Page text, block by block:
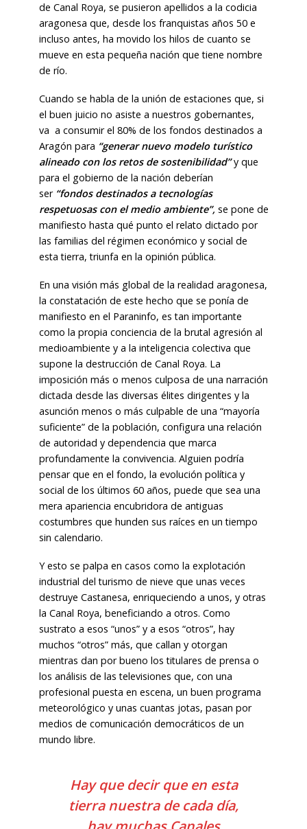
de Canal Roya, se pusieron apellidos a la codicia
aragonesa que, desde los franquistas años 50 e
incluso antes, ha movido los hilos de cuanto se
mueve en esta pequeña nación que tiene nombre
de río.
Cuando se habla de la unión de estaciones que, si
el buen juicio no asiste a nuestros gobernantes,
va a consumir el 80% de los fondos destinados a
Aragón para “generar nuevo modelo turístico
alineado con los retos de sostenibilidad”y que
para el gobierno de la nación deberían
ser “fondos destinados a tecnologías
respetuosas con el medio ambiente”, se pone de
manifiesto hasta qué punto el relato dictado por
las familias del régimen económico y social de
esta tierra, triunfa en la opinión pública.
En una visión más global de la realidad aragonesa,
la constatación de este hecho que se ponía de
manifiesto en el Paraninfo, es tan importante
como la propia conciencia de la brutal agresión al
medioambiente y a la inteligencia colectiva que
supone la destrucción de Canal Roya. La
imposición más o menos culposa de una narración
dictada desde las diversas élites dirigentes y la
asunción menos o más culpable de una “mayoría
suficiente” de la población, configura una relación
de autoridad y dependencia que marca
profundamente la convivencia. Alguien podría
pensar que en el fondo, la evolución política y
social de los últimos 60 años, puede que sea una
mera apariencia encubridora de antiguas
costumbres que hunden sus raíces en un tiempo
sin calendario.
Y esto se palpa en casos como la explotación
industrial del turismo de nieve que unas veces
destruye Castanesa, enriqueciendo a unos, y otras
la Canal Roya, beneficiando a otros. Como
sustrato a esos “unos” y a esos “otros”, hay
muchos “otros” más, que callan y otorgan
mientras dan por bueno los titulares de prensa o
los análisis de las televisiones que, con una
profesional puesta en escena, un buen programa
meteorológico y unas cuantas jotas, pasan por
medios de comunicación democráticos de un
mundo libre.
Hay que decir que en esta
tierra nuestra de cada día,